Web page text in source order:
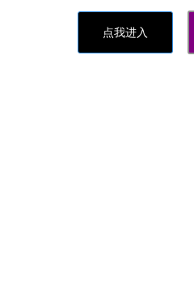
点我进入